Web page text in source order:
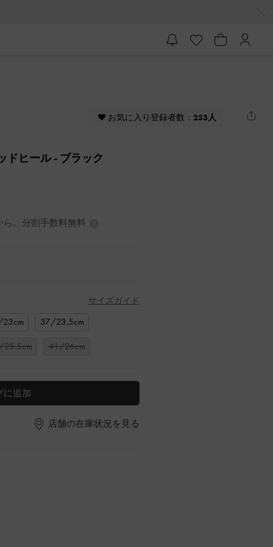
♥ お気に入り登録者数： 253人
ドヒール- ブラック
。分割手数料無料
サイズガイド
37/23.5cm
41/26cm
に追加
店舗の在庫状況を見る